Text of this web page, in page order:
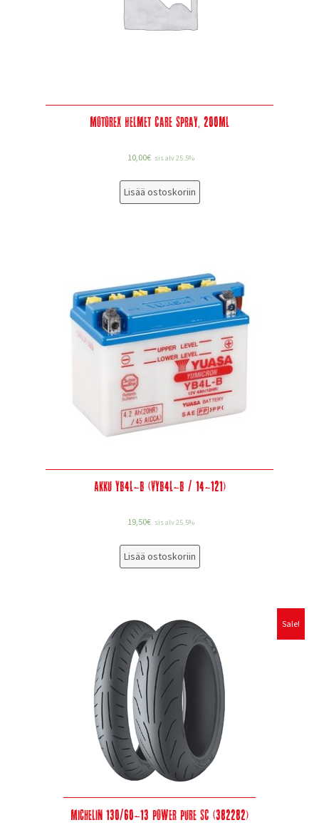
Motorex Helmet Care Spray, 200Ml
10,00€ sis alv 25.5%
Lisää ostoskoriin
Akku YB4L-B (VYB4L-B / 14-121)
19,50€ sis alv 25.5%
Lisää ostoskoriin
Sale!
Michelin 130/60-13 Power Pure SC (382282)